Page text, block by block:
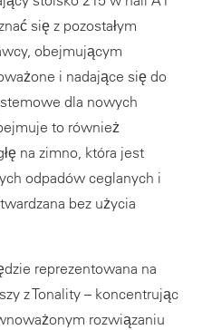
się z pozostałym
obejmującym
i nadające się do
dla nowych
to również
na zimno, która jest
odpadów ceglanych i
bez użycia
reprezentowana na
z Tonality – koncentrując
rozwiązaniu